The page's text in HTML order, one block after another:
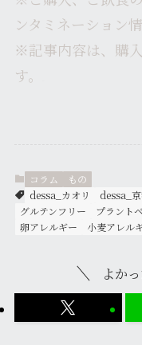
ンタミネーション
※記事内容は、購
す。
コラム
もの
dessa_カオリ
dessa_
グルテンフリー
プラント
卵アレルギー
小麦アレル
よか